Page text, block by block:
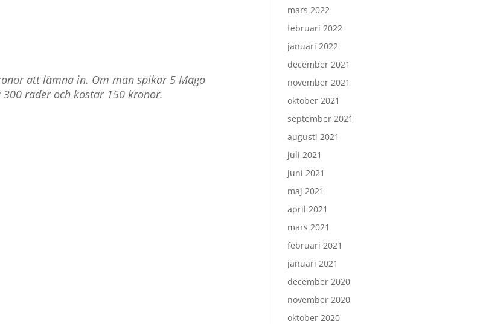
att lämna in. Om man spikar 5 Mago
rader och kostar 150 kronor.
mars 2022
februari 2022
januari 2022
december 2021
november 2021
oktober 2021
september 2021
augusti 2021
juli 2021
juni 2021
maj 2021
april 2021
mars 2021
februari 2021
januari 2021
december 2020
november 2020
oktober 2020